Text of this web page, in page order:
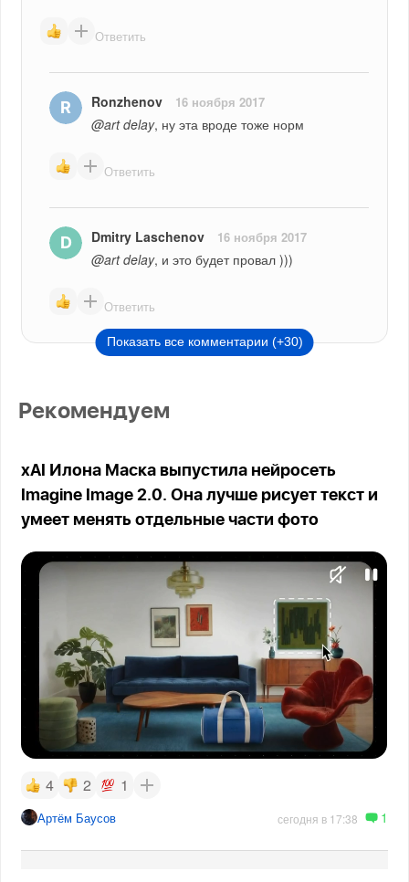
Ответить
Ronzhenov 16 ноября 2017
@art delay, ну эта вроде тоже норм
Ответить
Dmitry Laschenov 16 ноября 2017
@art delay, и это будет провал )))
Ответить
Показать все комментарии (+30)
Рекомендуем
xAI Илона Маска выпустила нейросеть
Imagine Image 2.0. Она лучше рисует текст и
умеет менять отдельные части фото
4 2 1
Артём Баусов сегодня в 17:38 1